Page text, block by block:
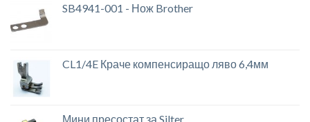
SB4941-001 - Нож Brother
CL1/4E Краче компенсиращо ляво 6,4мм
Мини пресостат за Silter